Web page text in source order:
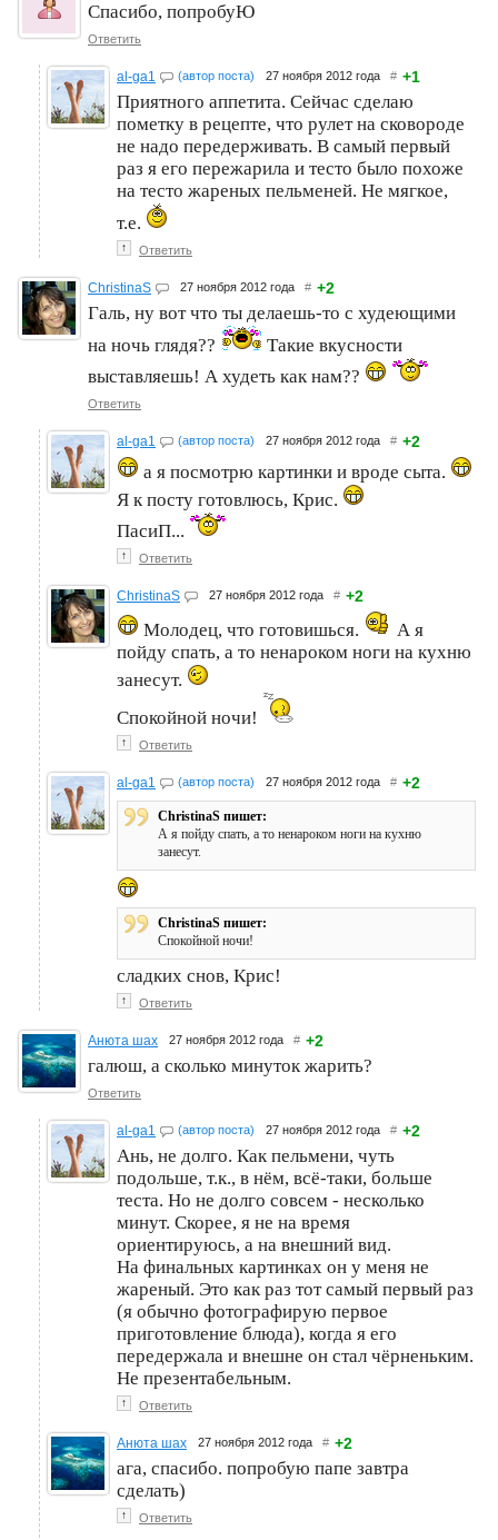
Спасибо, попробуЮ
Ответить
al-ga1 (автор поста) 27 ноября 2012 года # +1
Приятного аппетита. Сейчас сделаю
пометку в рецепте, что рулет на сковороде
не надо передерживать. В самый первый
раз я его пережарила и тесто было похоже
на тесто жареных пельменей. Не мягкое,
т.е.
↑ Ответить
ChristinaS 27 ноября 2012 года # +2
Галь, ну вот что ты делаешь-то с худеющими
на ночь глядя??
Такие вкусности
выставляешь! А худеть как нам??
Ответить
al-ga1 (автор поста) 27 ноября 2012 года # +2
а я посмотрю картинки и вроде сыта.
Я к посту готовлюсь, Крис.
ПасиП...
↑ Ответить
ChristinaS 27 ноября 2012 года # +2
Молодец, что готовишься.
А я
пойду спать, а то ненароком ноги на кухню
занесут.
Спокойной ночи!
↑ Ответить
al-ga1 (автор поста) 27 ноября 2012 года # +2
ChristinaS пишет:
А я пойду спать, а то ненароком ноги на кухню
занесут.
ChristinaS пишет:
Спокойной ночи!
сладких снов, Крис!
↑ Ответить
Анюта шах 27 ноября 2012 года # +2
галюш, а сколько минуток жарить?
Ответить
al-ga1 (автор поста) 27 ноября 2012 года # +2
Ань, не долго. Как пельмени, чуть
подольше, т.к., в нём, всё-таки, больше
теста. Но не долго совсем - несколько
минут. Скорее, я не на время
ориентируюсь, а на внешний вид.
На финальных картинках он у меня не
жареный. Это как раз тот самый первый раз
(я обычно фотографирую первое
приготовление блюда), когда я его
передержала и внешне он стал чёрненьким.
Не презентабельным.
↑ Ответить
Анюта шах 27 ноября 2012 года # +2
ага, спасибо. попробую папе завтра
сделать)
↑ Ответить